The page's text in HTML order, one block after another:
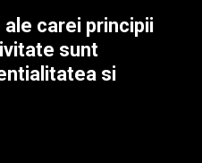
carei principii
sunt
si